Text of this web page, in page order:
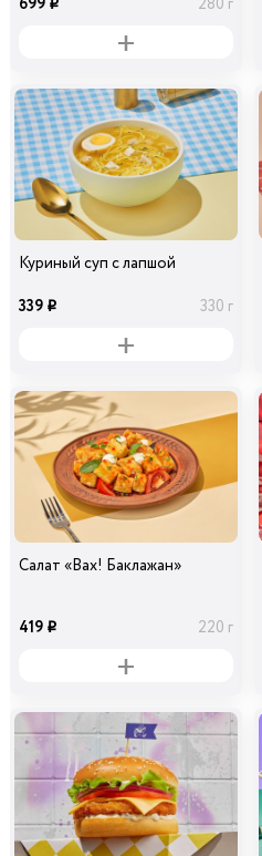
i
Куриный суп с лапшой
339 i 330 г
Салат «Вах! Баклажан»
419 i 220 г